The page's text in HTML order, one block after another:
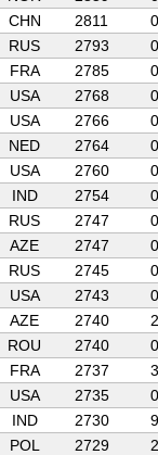
CHN 2811
0
RUS 2793
0
FRA 2785
0
USA 2768
0
USA 2766
0
NED 2764
0
USA 2760
0
IND 2754
0
RUS 2747
0
AZE 2747
0
RUS 2745
0
USA 2743
0
AZE 2740
2
ROU 2740
0
FRA 2737
3
USA 2735
0
IND 2730
9
POL 2729
2